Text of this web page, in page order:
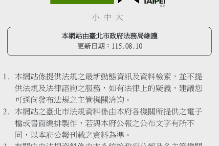
小 中 大
本網站由臺北市政府法務局維護
更新日期： 115.08.10
本網站係提供法規之最新動態資訊及資料檢索，並不提
供法規及法律諮詢之服務，如有法律上的疑義，建議您
可逕向發布法規之主管機關洽詢。
本網站之臺北市法規資料係由本府各機關所提供之電子
檔或書面編排製作，若與本府公報之公布文字有所不
同，以本府公報刊載之資料為準。